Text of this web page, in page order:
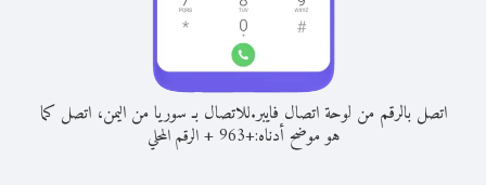
اتصل بالرقم من لوحة اتصال فايبر.للاتصال بـ سوريا من اليمن، اتصل كما
هو موضح أدناه:+
963
+الرقم المحلي